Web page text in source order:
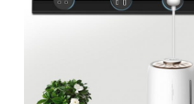
Falem agora.